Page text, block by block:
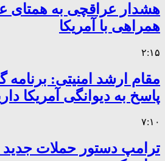
هشدار عراقچی به همتای
همراهی با آمریکا
۲:۱۵
مقام ارشد امنیتی: برنامه
پاسخ به دیوانگی آمریکا
۷:۱۰
ترامپ دستور حملات جدید